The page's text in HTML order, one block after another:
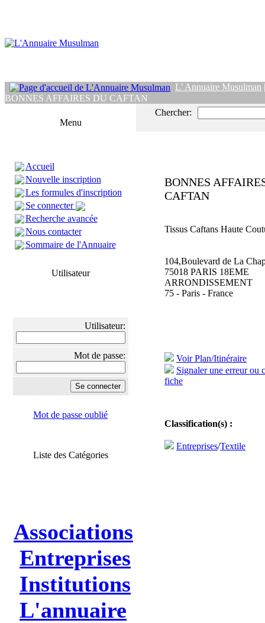
L' Annuaire Musulman
BONNES AFFAIRES DU CAFTAN
Menu
Accueil
Nouvelle inscription
Les formules d'inscription
Se connecter
Recherche avancée
Nous contacter
Sommaire de l'Annuaire
Utilisateur
Utilisateur:
Mot de passe:
Mot de passe oublié
Liste des Catégories
Associations
Entreprises
Institutions
L'annuaire
Chercher:
BONNES
CAFTAN
Tissus Caftans Haute
104,Boulevard de La
75018 PARIS 18EME
ARRONDISSEMENT
75 - Paris - France
Voir Plan/Itinéraire
Signaler une erreur ou
fiche
Classification(s) :
Entreprises/Textile